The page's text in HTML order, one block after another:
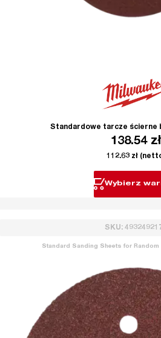
Standardowe tarcze ścierne
138.54 zł
112.63 zł
Wybierz
SKU:
Standard Sanding Sheets for Random